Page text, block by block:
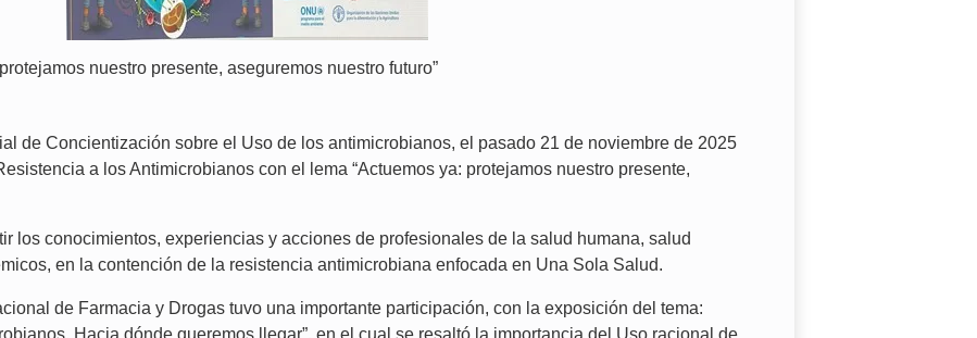
nuestro presente, aseguremos nuestro futuro”
de Concientización sobre el Uso de los antimicrobianos, el pasado 21 de noviembre de 2025
a los Antimicrobianos con el lema “Actuemos ya: protejamos nuestro presente,
los conocimientos, experiencias y acciones de profesionales de la salud humana, salud
en la contención de la resistencia antimicrobiana enfocada en Una Sola Salud.
de Farmacia y Drogas tuvo una importante participación, con la exposición del tema:
Hacia dónde queremos llegar”, en el cual se resaltó la importancia del Uso racional de